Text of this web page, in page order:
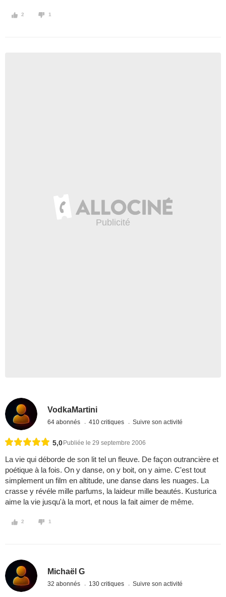
2 1
VodkaMartini
64 abonnés 410 critiques Suivre son activité
5,0 Publiée le 29 septembre 2006
La vie qui déborde de son lit tel un fleuve. De façon outrancière et
poétique à la fois. On y danse, on y boit, on y aime. C'est tout
simplement un film en altitude, une danse dans les nuages. La
crasse y révéle mille parfums, la laideur mille beautés. Kusturica
aime la vie jusqu'à la mort, et nous la fait aimer de même.
2 1
Michaël G
32 abonnés 130 critiques Suivre son activité